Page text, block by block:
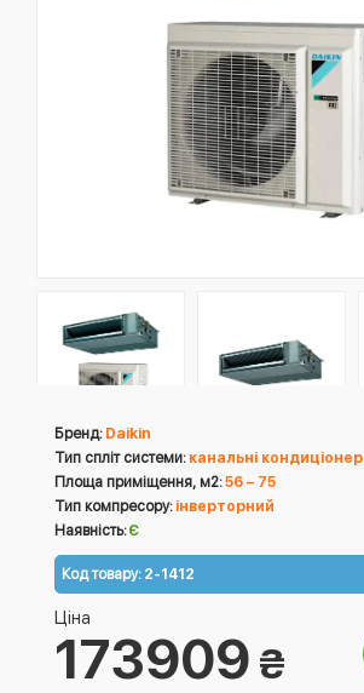
Бренд: Daikin
Тип спліт системи: канальні кондиціонер
Площа приміщення, м2:56 – 75
Тип компресору: інверторний
Наявність:Є
Код товару: 2-1412
Ціна
173909 ₴